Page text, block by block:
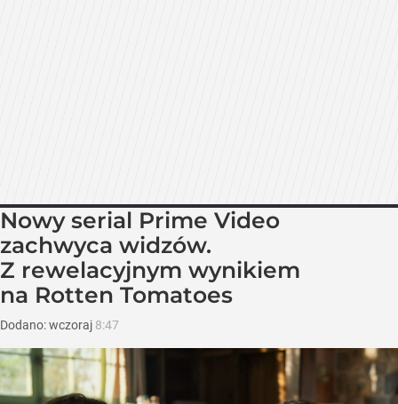
Nowy serial Prime Video
zachwyca widzów.
Z rewelacyjnym wynikiem
na Rotten Tomatoes
Dodano:wczoraj 8:47